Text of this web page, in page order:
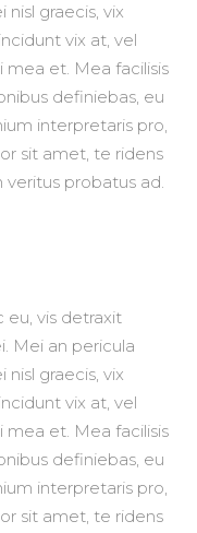
nisl graecis, vix
vix at, vel
mea et. Mea facilisis
definiebas, eu
interpretaris pro,
sit amet, te ridens
probatus ad.
vis detraxit
Mei an pericula
nisl graecis, vix
vix at, vel
mea et. Mea facilisis
definiebas, eu
interpretaris pro,
sit amet, te ridens